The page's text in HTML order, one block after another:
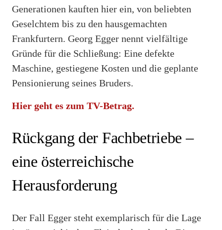
Generationen kauften hier ein, von beliebten
Geselchtem bis zu den hausgemachten
Frankfurtern. Georg Egger nennt vielfältige
Gründe für die Schließung: Eine defekte
Maschine, gestiegene Kosten und die geplante
Pensionierung seines Bruders.
Hier geht es zum TV-Betrag.
Rückgang der Fachbetriebe –
eine österreichische
Herausforderung
Der Fall Egger steht exemplarisch für die Lage